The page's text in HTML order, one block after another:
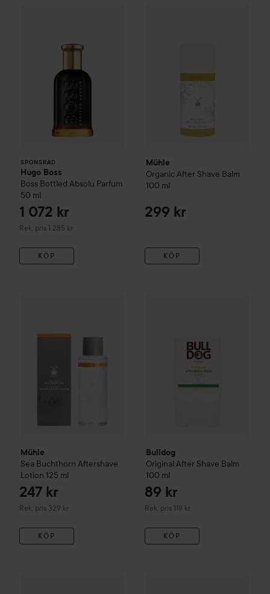
SPONSRAD
Hugo Boss
Boss Bottled Absolu Parfum
50 ml
1 072 kr
Rek. pris 1 285 kr
Rekommenderat pris 1 285 kr
KÖP
Mühle
Organic After Shave Balm
100 ml
299 kr
KÖP
Mühle
Sea Buchthorn Aftershave
Lotion 125 ml
247 kr
Rek. pris 329 kr
Rekommenderat pris 329 kr
KÖP
Bulldog
Original After Shave Balm
100 ml
89 kr
Rek. pris 119 kr
Rekommenderat pris 119 kr
KÖP